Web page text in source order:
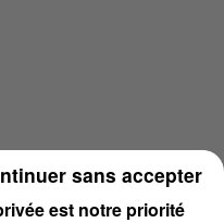
est notre priorité
sans accepter